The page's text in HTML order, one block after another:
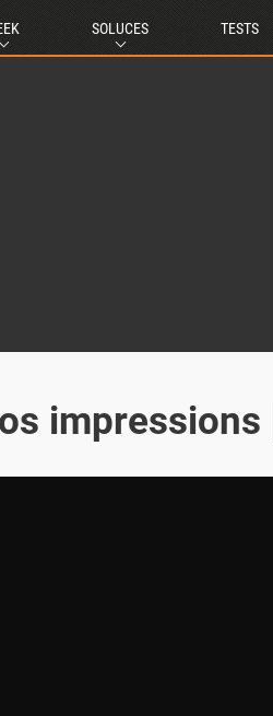
SOLUCES TESTS
impressions